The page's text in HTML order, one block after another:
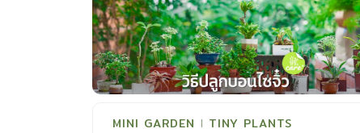
MINI GARDEN TINY PLANTS